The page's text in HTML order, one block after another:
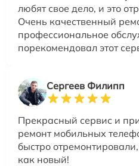
любят свое дело, и это
Очень качественный
профессиональное
порекомендовал этот
Сергеев Филипп
Прекрасный сервис и
ремонт мобильных
быстро
как новый!